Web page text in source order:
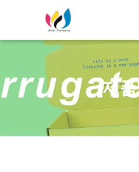
제